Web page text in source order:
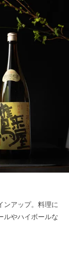
ンアップ。料理に
ルやハイボールな